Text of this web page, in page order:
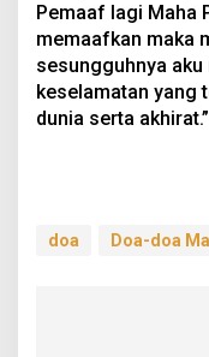
Pemaaf lagi Maha
memaafkan maka
sesungguhnya
keselamatan yang
dunia serta
doa Doa-doa